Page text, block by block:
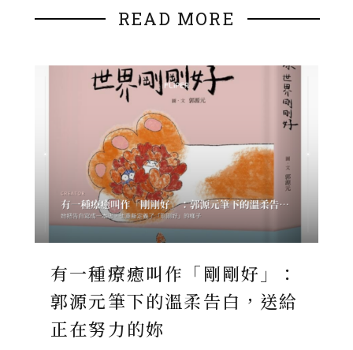
READ MORE
有一種療癒叫作「剛剛好」：
郭源元筆下的溫柔告白，送給
正在努力的妳